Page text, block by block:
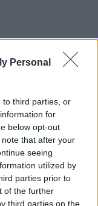
Personal
to third parties, or
for
below opt-out
that after your
seeing
utilized by
parties prior to
of the further
third parties on the